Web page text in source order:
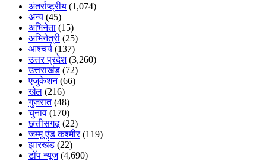
अंतर्राष्ट्रीय (1,074)
अन्य (45)
अभिनेता (15)
अभिनेत्री (25)
आश्चर्य (137)
उत्तर प्रदेश(3,260)
उत्तराखंड (72)
एजुकेशन(66)
खेल (216)
गुजरात(48)
चुनाव (170)
छत्तीसगढ़ (22)
जम्मू एंड कश्मीर(119)
झारखंड (22)
टॉप न्यूज(4,690)